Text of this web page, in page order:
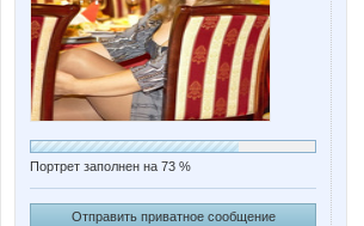
Портрет заполнен на 73 %
Отправить приватное сообщение